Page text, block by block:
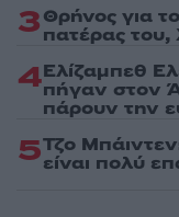
3Θρήνος για
πατέρας του,
4Ελίζαμπεθ
πήγαν στον
πάρουν την
5Τζο
είναι πολύ